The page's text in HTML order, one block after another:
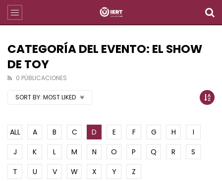
CATEGORÍA DEL EVENTO: EL SHOW
DE TOY
0 PÚBLICACIONES
SORT BY: MOST LIKED
ALL A B C D E F G H
I
J
K L M N O P Q R
S
T
U V W X Y Z